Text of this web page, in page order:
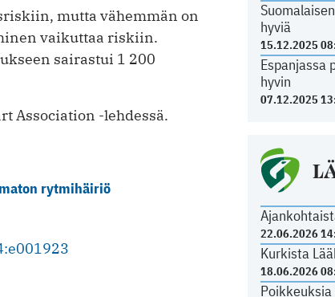
hyviä
15.12.2025
Espanjassa
hyvin
07.12.2025
22.06.2026
Kurkista
18.06.2026
mutta vähemmän on
vaikuttaa riskiin.
sairastui 1 200
Association -lehdessä.
rytmihäiriö